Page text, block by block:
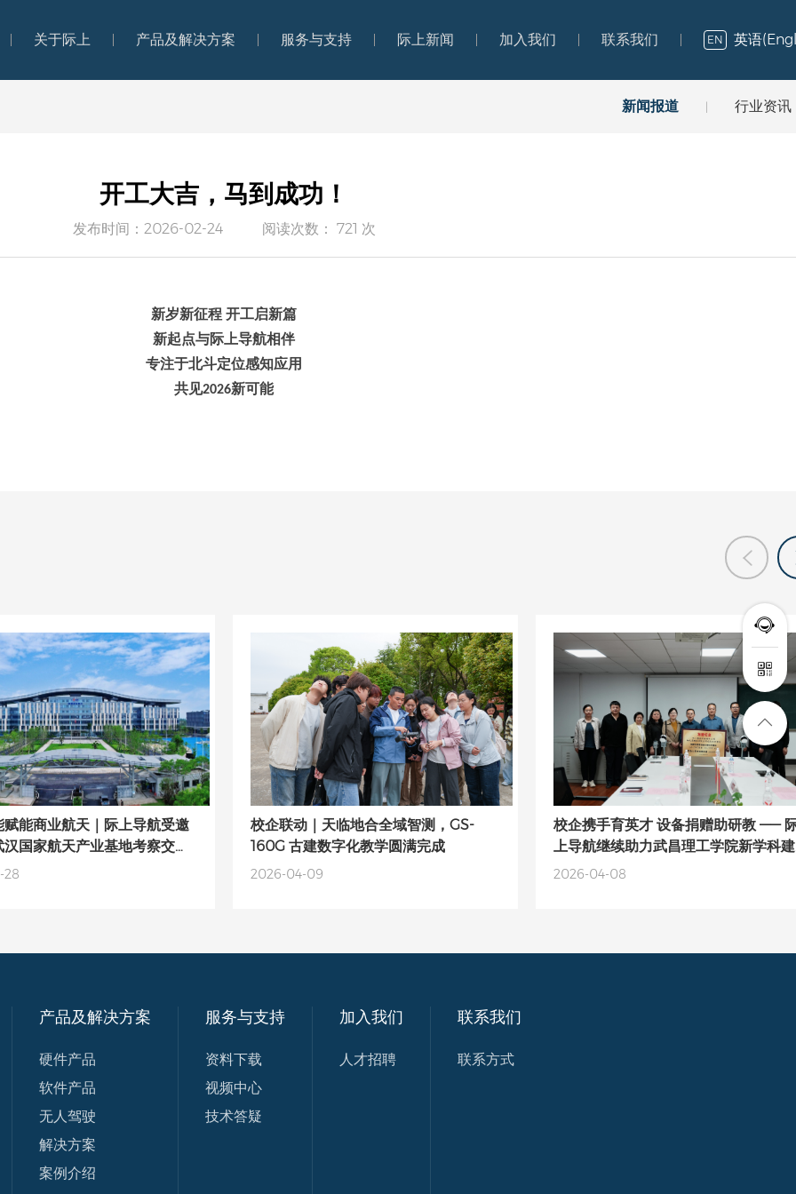
关于际上 产品及解决方案 服务与支持 际上新闻 加入我们 联系我们 EN 英语
新闻报道 | 行业资讯
开工大吉，马到成功！
发布时间：2026-02-24 阅读次数： 721 次
新岁新征程 开工启新篇
新起点与际上导航相伴
专注于北斗定位感知应用
共见2026新可能
赋能商业航天｜际上导航受邀
汉国家航天产业基地考察交
精度定位感知新场景
28
校企联动｜天临地合全域智测，GS-
160G 古建数字化教学圆满完成
2026-04-09
校企携手育英才 设备捐赠助研教 ——
上导航继续助力武昌理工学院新学科建
设
2026-04-08
产品及解决方案
硬件产品
软件产品
无人驾驶
解决方案
案例介绍
服务与支持
资料下载
视频中心
技术答疑
加入我们
人才招聘
联系我们
联系方式